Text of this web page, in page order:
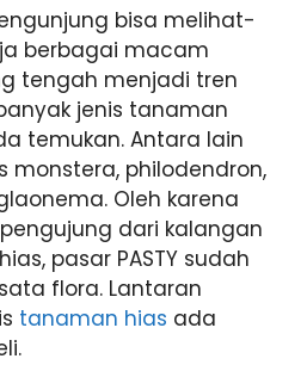
bisa melihat-
berbagai macam
tengah menjadi tren
jenis tanaman
temukan. Antara lain
monstera, philodendron,
Oleh karena
dari kalangan
pasar PASTY sudah
flora. Lantaran
tanaman hias ada